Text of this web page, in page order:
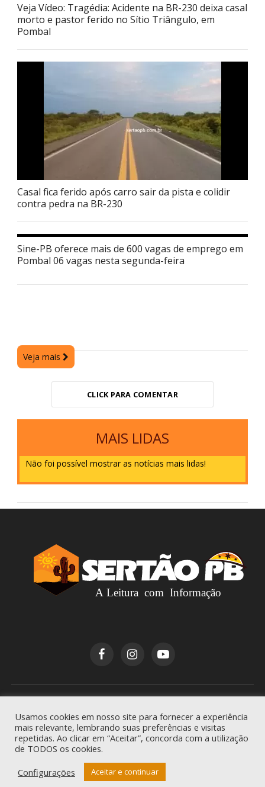
Veja Vídeo: Tragédia: Acidente na BR-230 deixa casal
morto e pastor ferido no Sítio Triângulo, em
Pombal
Casal fica ferido após carro sair da pista e colidir
contra pedra na BR-230
Sine-PB oferece mais de 600 vagas de emprego em
Pombal 06 vagas nesta segunda-feira
Veja mais
CLICK PARA COMENTAR
MAIS LIDAS
Não foi possível mostrar as notícias mais lidas!
reservados.
Usamos cookies em nosso site para fornecer a experiência
mais relevante, lembrando suas preferências e visitas
repetidas. Ao clicar em “Aceitar”, concorda com a utilização
de TODOS os cookies.
Configurações
Aceitar e continuar